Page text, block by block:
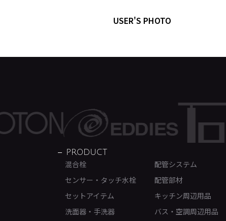
USER'S PHOTO
PRODUCT
混合栓
センサー・タッチ水栓
セットアイテム
洗面器・手洗器
配管システム
配管部材
キッチン周辺用品
バス・空調周辺用品